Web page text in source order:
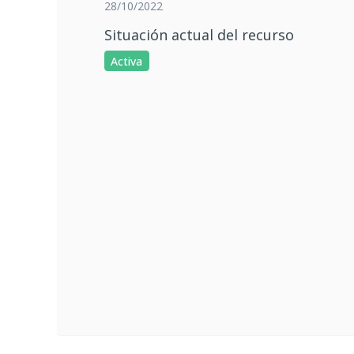
28/10/2022
Situación actual del recurso
Activa